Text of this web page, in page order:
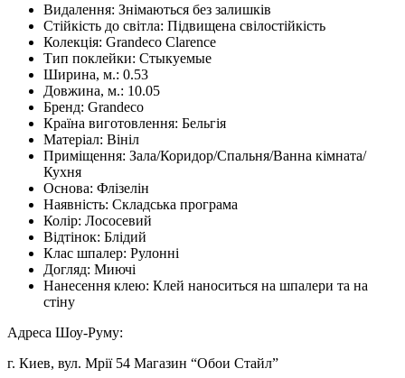
Видалення: Знімаються без залишків
Стійкість до світла: Підвищена свілостійкість
Колекція: Grandeco Clarence
Тип поклейки: Стыкуемые
Ширина, м.: 0.53
Довжина, м.: 10.05
Бренд: Grandeco
Країна виготовлення: Бельгія
Матеріал: Вініл
Приміщення: Зала/Коридор/Спальня/Ванна кімната/
Кухня
Основа: Флізелін
Наявність: Складська програма
Колір: Лососевий
Відтінок: Блідий
Клас шпалер: Рулонні
Догляд: Миючі
Нанесення клею: Клей наноситься на шпалери та на
стіну
Адреса Шоу-Руму:
г. Киев, вул. Мрії 54 Магазин “Обои Стайл”